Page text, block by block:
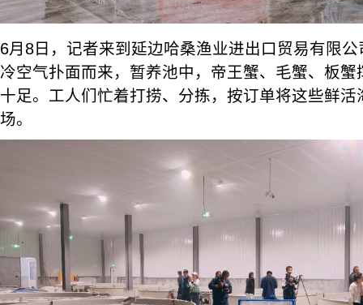
6月8日，记者来到延边哈桑渔业进出口贸易有限
冷空气扑面而来，暂养池中，帝王蟹、毛蟹、板
十足。工人们忙着打捞、分拣，按订单将这些鲜
场。